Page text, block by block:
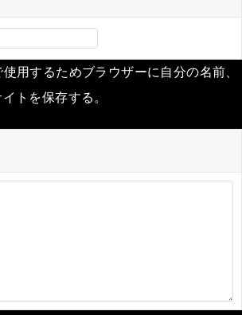
用するためブラウザーに自分の名前、
トを保存する。